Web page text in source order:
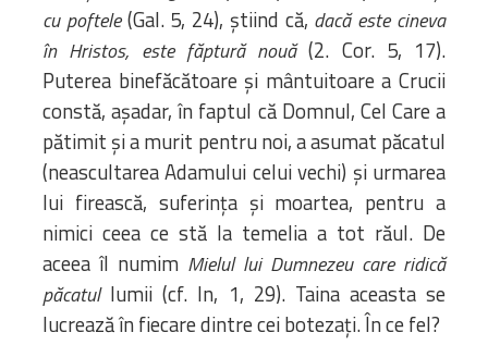
cu poftele(Gal. 5, 24), știind că, dacă este cineva
în Hristos, este făptură nouă(2. Cor. 5, 17).
Puterea binefăcătoare și mântuitoare a Crucii
constă, așadar, în faptul că Domnul, Cel Care a
pătimit și a murit pentru noi, a asumat păcatul
(neascultarea Adamului celui vechi) și urmarea
lui firească, suferința și moartea, pentru a
nimici ceea ce stă la temelia a tot răul. De
aceea îl numim Mielul lui Dumnezeu care ridică
păcatul lumii (cf. In, 1, 29). Taina aceasta se
lucrează în fiecare dintre cei botezați. În ce fel?